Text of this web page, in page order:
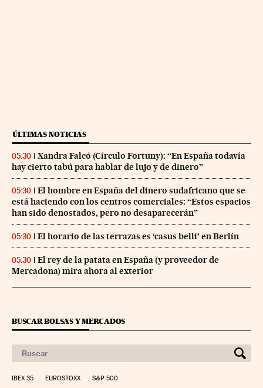
ÚLTIMAS NOTICIAS
05:30
Xandra Falcó (Círculo Fortuny): “En España todavía
hay cierto tabú para hablar de lujo y de dinero”
05:30
El hombre en España del dinero sudafricano que se
está haciendo con los centros comerciales: “Estos espacios
han sido denostados, pero no desaparecerán”
05:30 El horario de las terrazas es ‘casus belli’ en Berlín
05:30
El rey de la patata en España (y proveedor de
Mercadona) mira ahora al exterior
BUSCAR BOLSAS Y MERCADOS
IBEX 35 EUROSTOXX S&P 500